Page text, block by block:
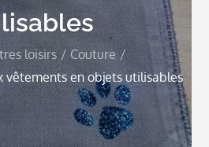
loisirs
Couture
vêtements en objets utilisables